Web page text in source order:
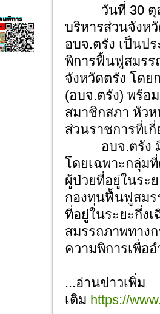
วันที่ 30 ตุลา
บริหารส่วนจังห
อบจ.ตรัง เป็นป
พิการฟื้นฟูสมรร
จังหวัดตรัง โด
(อบจ.ตรัง) พร้อ
สมาชิกสภา หัว
ส่วนราชการที่เ
อบจ.ตรัง มีค
โดยเฉพาะกลุ่ม
ผู้ป่วยที่อยู่ในระ
กองทุนฟื้นฟูสมร
ที่อยู่ในระยะกึ่ง
สมรรถภาพทาง
ความพิการเพื่อ
...อ่านข่าวเพิ่ม
เติม https://